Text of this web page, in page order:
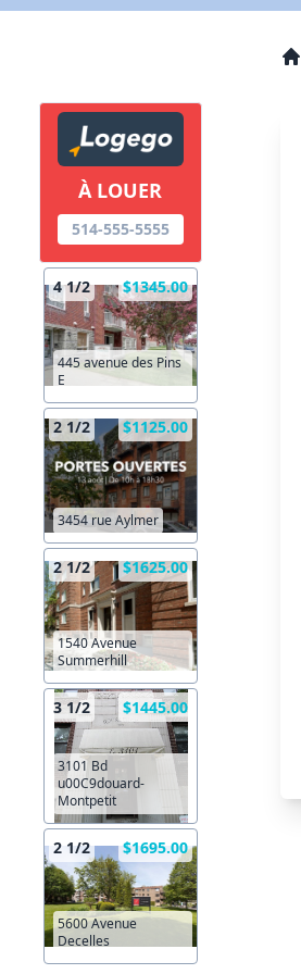
À LOUER
514-555-5555
4 1/2 $1345.00
445 avenue des Pins
E
2 1/2 $1125.00
3454 rue Aylmer
2 1/2 $1625.00
1540 Avenue
Summerhill
3 1/2 $1445.00
3101 Bd
u00C9douard-
Montpetit
2 1/2 $1695.00
5600 Avenue
Decelles